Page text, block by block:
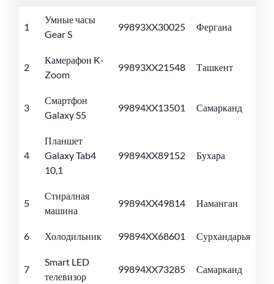
1
Умные часы
Gear S
99893XX30025 Фергана
2
Камерафон K-
Zoom
99893XX21548 Ташкент
3
Смартфон
Galaxy S5
99894XX13501 Самарканд
4
Планшет
Galaxy Tab4
10,1
99894XX89152 Бухара
5
Стиралная
машина
99894XX49814 Наманган
6 Холодильник 99894XX68601 Сурхандарья
7
Smart LED
телевизор
99894XX73285 Самарканд